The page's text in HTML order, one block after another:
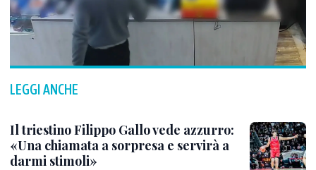
LEGGI ANCHE
Il triestino Filippo Gallo vede azzurro:
«Una chiamata a sorpresa e servirà a
darmi stimoli»